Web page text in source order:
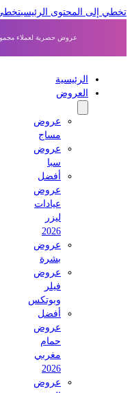
إلى المحتوى الرئيسي تخطي إلى
عروض حصرية لعملاء مجموعة
الرئيسية
العروض
عروض
مساج
عروض
أفضل
عروض
عيادات
عروض
بشرة
عروض
وبوتكس
أفضل
عروض
حمام
مغربي
عروض